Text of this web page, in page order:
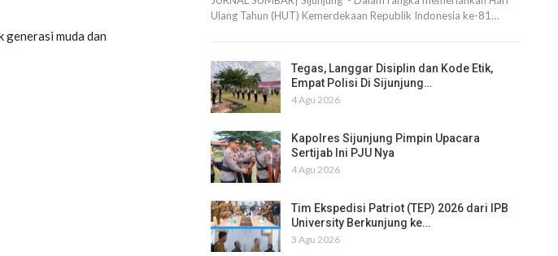
generasi muda dan
Ulang Tahun (HUT) Kemerdekaan Republik Indonesia ke-81…
Tegas, Langgar Disiplin dan Kode Etik,
Empat Polisi Di Sijunjung…
4 Agu 2026
Kapolres Sijunjung Pimpin Upacara
Sertijab Ini PJU Nya
4 Agu 2026
Tim Ekspedisi Patriot (TEP) 2026 dari IPB
University Berkunjung ke…
3 Agu 2026